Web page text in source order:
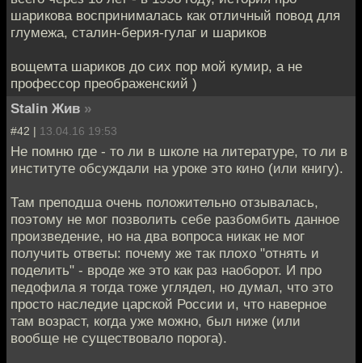
шарикова воспринималась как отличный повод для
глумежа, сталин-берия-гулаг и шариков
вощемта шариков до сих пор мой кумир, а не
профессор преображенский )
Stalin Жив »
#42 | 13.04.16 19:53
Не помню где - то ли в школе на литературе, то ли в
институте обсуждали на уроке это кино (или книгу).
Там преподша очень положительно отзывалась,
поэтому не мог позволить себе разбомбить данное
произведение, но на два вопроса никак не мог
получить ответы: почему же так плохо "отнять и
поделить" - вроде же это как раз наоборот. И про
педофила я тогда тоже углядел, но думал, что это
просто наследие царской России и, что наверное
там возраст, когда уже можно, был ниже (или
вообще не существовало порога).